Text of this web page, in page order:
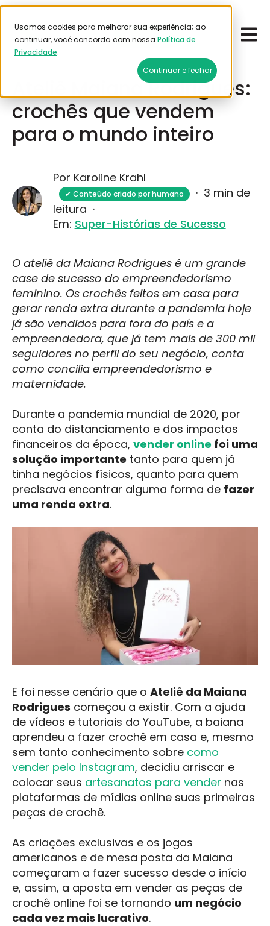
Usamos cookies para melhorar sua experiência; ao
continuar, você concorda com nossa Política de
Privacidade.
Continuar e fechar
Emitir frete
Ateliê Maiana Rodrigues:
crochês que vendem
para o mundo inteiro
Por Karoline Krahl
✔ Conteúdo criado por humano · 3 min de
leitura ·
Em: Super-Histórias de Sucesso
O ateliê da Maiana Rodrigues é um grande
case de sucesso do empreendedorismo
feminino. Os crochês feitos em casa para
gerar renda extra durante a pandemia hoje
já são vendidos para fora do país e a
empreendedora, que já tem mais de 300 mil
seguidores no perfil do seu negócio, conta
como concilia empreendedorismo e
maternidade.
Durante a pandemia mundial de 2020, por
conta do distanciamento e dos impactos
financeiros da época, vender online foi uma
solução importante tanto para quem já
tinha negócios físicos, quanto para quem
precisava encontrar alguma forma de fazer
uma renda extra.
E foi nesse cenário que o Ateliê da Maiana
Rodrigues começou a existir. Com a ajuda
de vídeos e tutoriais do YouTube, a baiana
aprendeu a fazer crochê em casa e, mesmo
sem tanto conhecimento sobre como
vender pelo Instagram, decidiu arriscar e
colocar seus artesanatos para vender nas
plataformas de mídias online suas primeiras
peças de crochê.
As criações exclusivas e os jogos
americanos e de mesa posta da Maiana
começaram a fazer sucesso desde o início
e, assim, a aposta em vender as peças de
crochê online foi se tornando um negócio
cada vez mais lucrativo.